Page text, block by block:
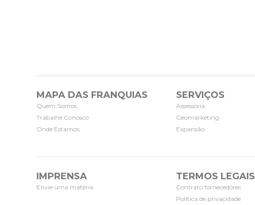
MAPA DAS FRANQUIAS
Quem Somos
Trabalhe Conosco
Onde Estamos
SERVIÇOS
Assessoria
Geomarketing
Expansão
IMPRENSA
Envie uma matéria
TERMOS LEGAIS
Contrato fornecedores
Política de privacidade